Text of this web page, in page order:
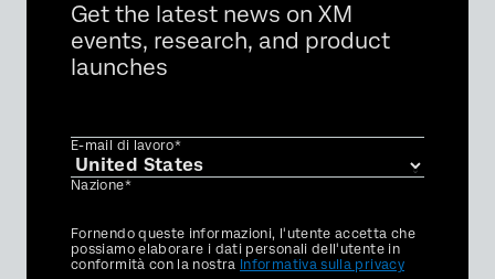
Get the latest news on XM
events, research, and product
launches
E-mail di lavoro*
Nazione*
Privacy
Optin
Fornendo queste informazioni, l'utente accetta che
possiamo elaborare i dati personali dell'utente in
conformità con la nostra Informativa sulla privacy